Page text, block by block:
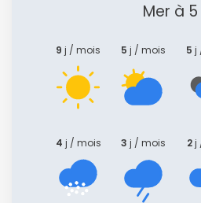
Mer à 5
9 j / mois 5 j / mois 5 j
4 j / mois 3 j / mois 2j